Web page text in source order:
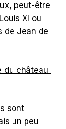
peut-être
XI ou
de Jean de
du château
sont
un peu